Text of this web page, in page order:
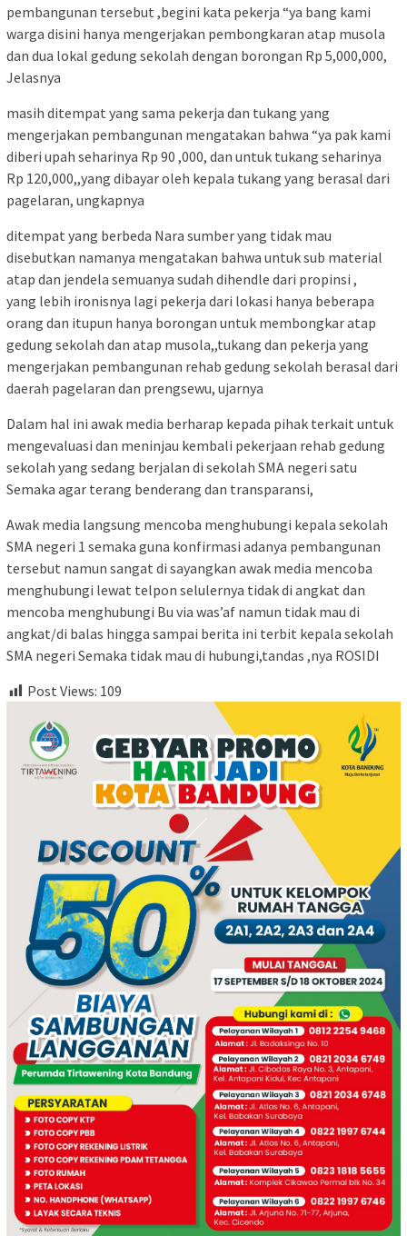
pembangunan tersebut ,begini kata pekerja “ya bang kami
warga disini hanya mengerjakan pembongkaran atap musola
dan dua lokal gedung sekolah dengan borongan Rp 5,000,000,
Jelasnya
masih ditempat yang sama pekerja dan tukang yang
mengerjakan pembangunan mengatakan bahwa “ya pak kami
diberi upah seharinya Rp 90 ,000, dan untuk tukang seharinya
Rp 120,000,,yang dibayar oleh kepala tukang yang berasal dari
pagelaran, ungkapnya
ditempat yang berbeda Nara sumber yang tidak mau
disebutkan namanya mengatakan bahwa untuk sub material
atap dan jendela semuanya sudah dihendle dari propinsi ,
yang lebih ironisnya lagi pekerja dari lokasi hanya beberapa
orang dan itupun hanya borongan untuk membongkar atap
gedung sekolah dan atap musola,,tukang dan pekerja yang
mengerjakan pembangunan rehab gedung sekolah berasal dari
daerah pagelaran dan prengsewu, ujarnya
Dalam hal ini awak media berharap kepada pihak terkait untuk
mengevaluasi dan meninjau kembali pekerjaan rehab gedung
sekolah yang sedang berjalan di sekolah SMA negeri satu
Semaka agar terang benderang dan transparansi,
Awak media langsung mencoba menghubungi kepala sekolah
SMA negeri 1 semaka guna konfirmasi adanya pembangunan
tersebut namun sangat di sayangkan awak media mencoba
menghubungi lewat telpon selulernya tidak di angkat dan
mencoba menghubungi Bu via was’af namun tidak mau di
angkat/di balas hingga sampai berita ini terbit kepala sekolah
SMA negeri Semaka tidak mau di hubungi,tandas ,nya ROSIDI
Post Views: 109